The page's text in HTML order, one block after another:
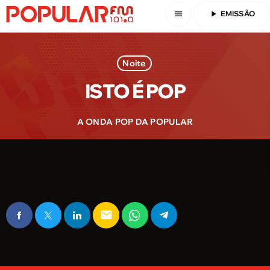
menu play_arrow EMISSÃO
Noite
ISTO É POP
A ONDA POP DA POPULAR
email